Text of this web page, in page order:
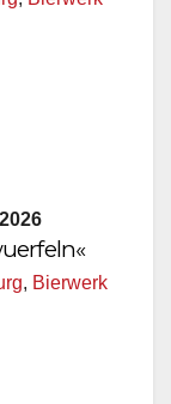
, Bierwerk